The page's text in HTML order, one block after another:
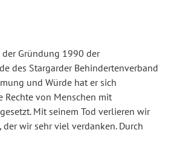
der Gründung 1990 der
des Stargarder Behindertenverband
und Würde hat er sich
Rechte von Menschen mit
Mit seinem Tod verlieren wir
wir sehr viel verdanken. Durch